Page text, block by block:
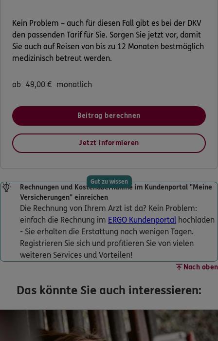
Kein Problem – auch für diesen Fall gibt es bei der DKV
den passenden Tarif für Sie. Sorgen Sie jetzt vor, damit
Sie auch auf Reisen von bis zu 12 Monaten bestmöglich
medizinisch betreut werden.
ab 49,00 € monatlich
Beitrag berechnen
Jetzt informieren
Gut zu wissen
Rechnungen und Kostenübernahme im Kundenportal "Meine
Versicherungen" einreichen
Die Rechnung von Ihrem Arzt ist da? Kein Problem:
einfach die Rechnung im ERGO Kundenportal hochladen
- Sie erhalten die Erstattung nach wenigen Tagen.
Registrieren Sie sich und profitieren Sie von vielen
weiteren Services und Vorteilen!
Nach oben
Das könnte Sie auch interessieren: